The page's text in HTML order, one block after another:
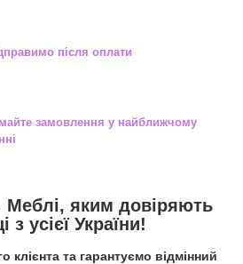
після оплати
замовлення у найближчому
Меблі, яким довіряють
з усієї України!
клієнта та гарантуємо відмінний